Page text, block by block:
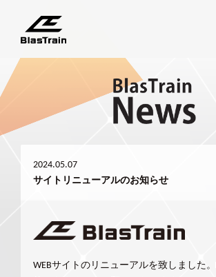
2024.05.07
サイトリニューアルのお知らせ
WEBサイトのリニューアルを致しました。